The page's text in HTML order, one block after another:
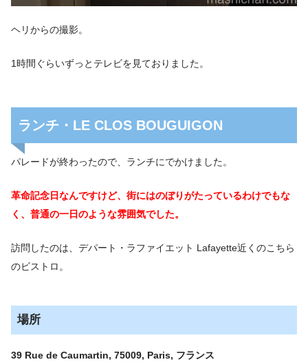
ヘリからの撮影。
1時間ぐらいずっとテレビを見ておりました。
ランチ・LE CLOS BOUGUIGON
パレードが終わったので、ランチにでかけました。
革命記念日なんですけど、街にはのぼりがたっているわけでもな
く、普通の一日のような雰囲気でした。
訪問したのは、デパート・ラファイエット Lafayette近くのこちら
のビストロ。
場所
39 Rue de Caumartin, 75009, Paris, フランス